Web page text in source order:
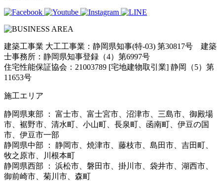
建築工事業 大工工事業：静岡県知事(特-03) 第30817号 建築
士事務所：静岡県知事登録（4）第6997号
住宅性能保証協会：21003789 [宅地建物取引業] 静岡（5）第
11653号
施工エリア
静岡県東部 ： 富士市、富士宮市、沼津市、三島市、御殿場
市、裾野市、清水町、小山町、長泉町、函南町、伊豆の国
市、伊豆市一部
静岡県中部 ： 静岡市、焼津市、藤枝市、島田市、吉田町、
牧之原市、川根本町
静岡県西部 ： 浜松市、磐田市、掛川市、袋井市、湖西市、
御前崎市、菊川市、森町